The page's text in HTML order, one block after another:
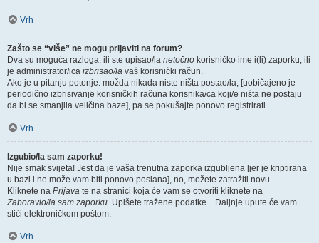
Vrh
Zašto se “više” ne mogu prijaviti na forum?
Dva su moguća razloga: ili ste upisao/la netočno korisničko ime i(li) zaporku; ili
je administrator/ica izbrisao/la vaš korisnički račun.
Ako je u pitanju potonje: možda nikada niste ništa postao/la, [uobičajeno je
periodično izbrisivanje korisničkih računa korisnika/ca koji/e ništa ne postaju
da bi se smanjila veličina baze], pa se pokušajte ponovo registrirati.
Vrh
Izgubio/la sam zaporku!
Nije smak svijeta! Jest da je vaša trenutna zaporka izgubljena [jer je kriptirana
u bazi i ne može vam biti ponovo poslana], no, možete zatražiti novu.
Kliknete na Prijava te na stranici koja će vam se otvoriti kliknete na
Zaboravio/la sam zaporku. Upišete tražene podatke... Daljnje upute će vam
stići elektroničkom poštom.
Vrh